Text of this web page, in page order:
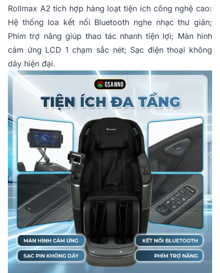
Rollmax A2 tích hợp hàng loạt tiện ích công nghệ cao:
Hệ thống loa kết nối Bluetooth nghe nhạc thư giãn;
Phím trợ năng giúp thao tác nhanh tiện lợi; Màn hình
cảm ứng LCD 1 chạm sắc nét; Sạc điện thoại không
dây hiện đại.